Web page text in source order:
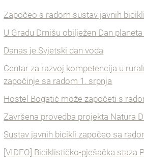
Započeo s radom sustav javnih
U Gradu Drnišu obilježen Dan
Danas je Svjetski dan voda
Centar za razvoj kompetencija u
započinje sa radom 1. srpnja
Hostel Bogatić može započeti s
Završena provedba projekta Natura
Sustav javnih bicikli započeo sa
[VIDEO] Biciklističko-pješačka staza